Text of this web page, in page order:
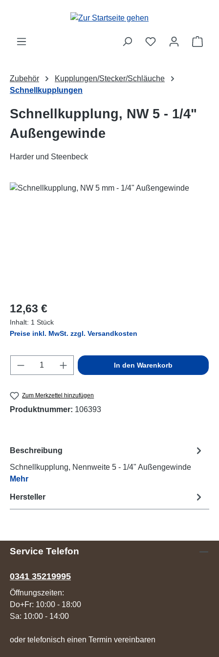
Zum Hauptinhalt springen
Zubehör
Kupplungen/Stecker/Schläuche
Schnellkupplungen
Schnellkupplung, NW 5 - 1/4"
Außengewinde
Harder und Steenbeck
Bildergalerie überspringen
Regulärer Preis:
12,63 €
Inhalt: 1 Stück
Preise inkl. MwSt. zzgl. Versandkosten
Produkt Anzahl: Gib den gewünschten
In den Warenkorb
Zum Merkzettel hinzufügen
Produktnummer: 106393
Beschreibung
Schnellkupplung, Nennweite 5 - 1/4" Außengewinde
Mehr
Hersteller
Service Telefon
0341 35219995
Öffnungszeiten:
Do+Fr: 10:00 - 18:00
Sa: 10:00 - 14:00
oder telefonisch einen Termin vereinbaren